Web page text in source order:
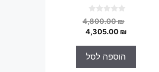
0
o
u
o
f
5
4,800.00₪
המחיר
4,305.00 ₪
המחיר
הוספה לסל